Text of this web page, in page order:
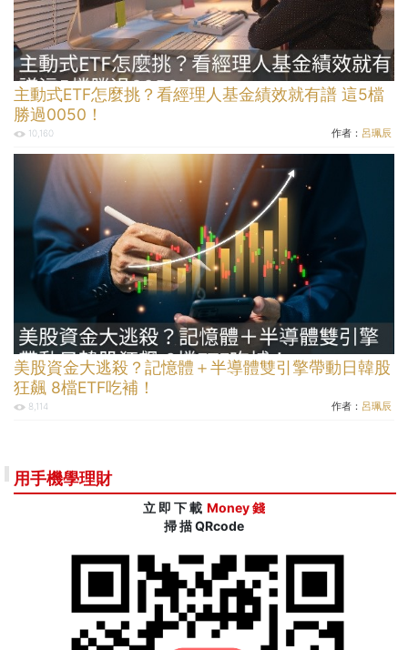
主動式ETF怎麼挑？看經理人基金績效就有譜 這5檔
勝過0050！
10,160 作者： 呂珮辰
美股資金大逃殺？記憶體＋半導體雙引擎帶動日韓股
狂飆 8檔ETF吃補！
8,114 作者： 呂珮辰
用手機學理財
立 即 下 載 Money 錢
掃 描 QRcode